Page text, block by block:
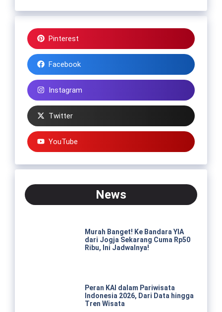
Pinterest
Facebook
Instagram
Twitter
YouTube
News
Murah Banget! Ke Bandara YIA
dari Jogja Sekarang Cuma Rp50
Ribu, Ini Jadwalnya!
Peran KAI dalam Pariwisata
Indonesia 2026, Dari Data hingga
Tren Wisata